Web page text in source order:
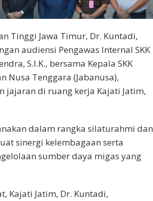
Tinggi Jawa Timur, Dr. Kuntadi,
audiensi Pengawas Internal SKK
S.I.K., bersama Kepala SKK
Nusa Tenggara (Jabanusa),
jajaran di ruang kerja Kajati Jatim,
dalam rangka silaturahmi dan
sinergi kelembagaan serta
sumber daya migas yang
Kajati Jatim, Dr. Kuntadi,